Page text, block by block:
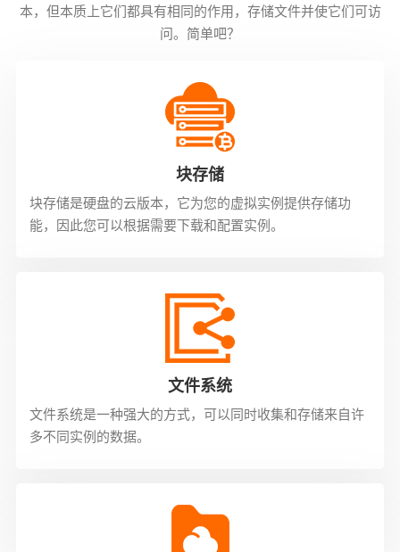
本，但本质上它们都具有相同的作用，存储文件并使它们可访
问。简单吧？
块存储
块存储是硬盘的云版本，它为您的虚拟实例提供存储功
能，因此您可以根据需要下载和配置实例。
文件系统
文件系统是一种强大的方式，可以同时收集和存储来自许
多不同实例的数据。